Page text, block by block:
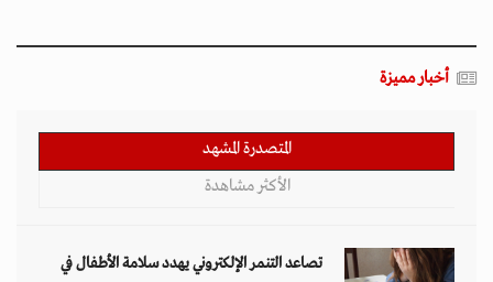
أخبار مميزة
المتصدرة المشهد
الأكثر مشاهدة
تصاعد التنمر الإلكتروني يهدد سلامة الأطفال في